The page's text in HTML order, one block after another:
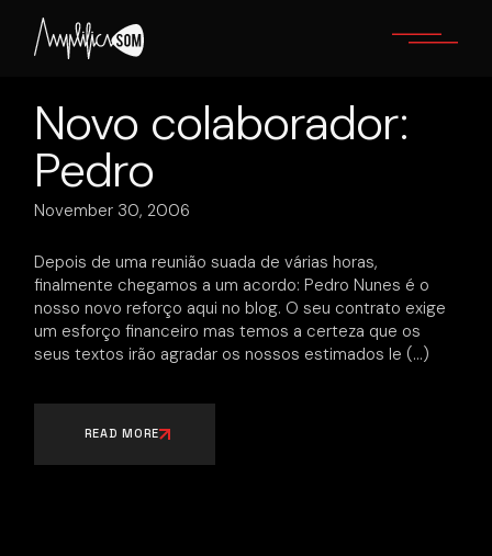
content
Novo colaborador:
Pedro
November 30, 2006
Depois de uma reunião suada de várias horas,
finalmente chegamos a um acordo: Pedro Nunes é o
nosso novo reforço aqui no blog. O seu contrato exige
um esforço financeiro mas temos a certeza que os
seus textos irão agradar os nossos estimados le
READ MORE